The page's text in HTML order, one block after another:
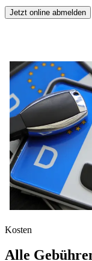
Jetzt online abmelden
Kosten
Alle